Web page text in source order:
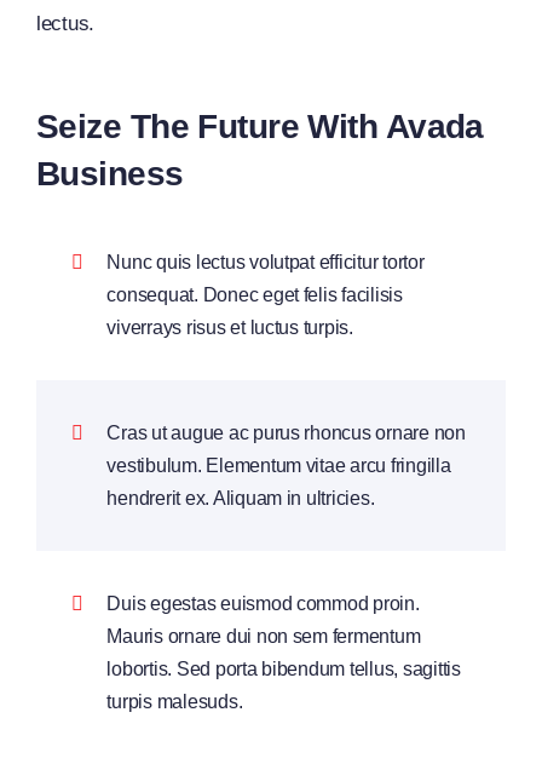
lectus.
Seize The Future With Avada
Business
Nunc quis lectus volutpat efficitur tortor
consequat. Donec eget felis facilisis
viverrays risus et luctus turpis.
Cras ut augue ac purus rhoncus ornare non
vestibulum. Elementum vitae arcu fringilla
hendrerit ex. Aliquam in ultricies.
Duis egestas euismod commod proin.
Mauris ornare dui non sem fermentum
lobortis. Sed porta bibendum tellus, sagittis
turpis malesuds.